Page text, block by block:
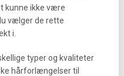
kunne ikke være
vælger de rette
i.
typer og kvaliteter
hårforlængelser til